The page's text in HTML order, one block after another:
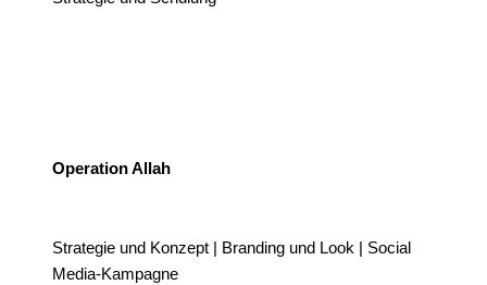
Operation Allah
Strategie und Konzept | Branding und Look | Social
Media-Kampagne